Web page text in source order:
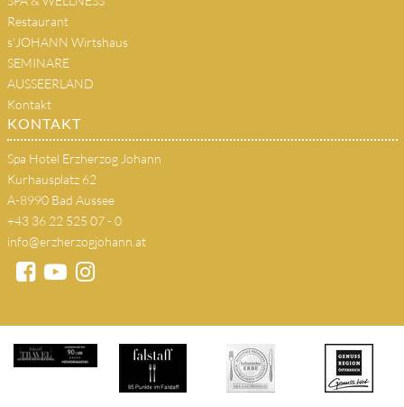
Restaurant
s'JOHANN Wirtshaus
SEMINARE
AUSSEERLAND
Kontakt
KONTAKT
Spa Hotel Erzherzog Johann
Kurhausplatz 62
A-8990 Bad Aussee
+43 36 22 525 07 - 0
info@erzherzogjohann.at